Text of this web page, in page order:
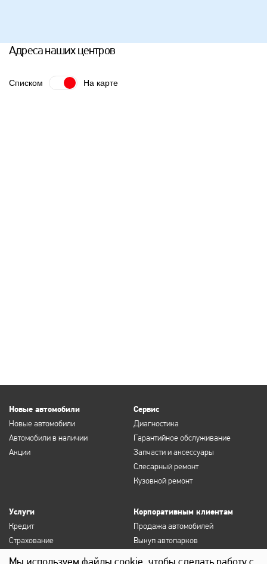
Адреса наших центров
Списком На карте
Новые автомобили
Новые автомобили
Автомобили в наличии
Акции
Сервис
Диагностика
Гарантийное обслуживание
Запчасти и аксессуары
Слесарный ремонт
Кузовной ремонт
Услуги
Кредит
Страхование
Продление полисов ОСАГО и
Корпоративным клиентам
Продажа автомобилей
Выкуп автопарков
Сервисное обслуживание